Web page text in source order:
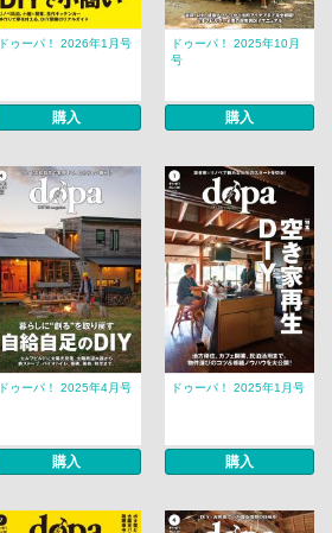
ドゥーパ！ 2026年1月号
購入
ドゥーパ！ 2025年10月
号
購入
ドゥーパ！ 2025年4月号
購入
ドゥーパ！ 2025年1月号
購入